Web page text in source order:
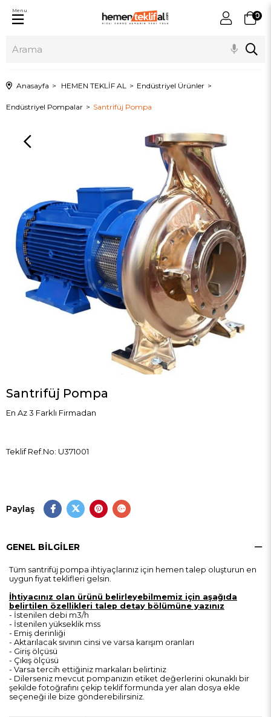
0
Menu
Anasayfa HEMEN TEKLİF AL Endüstriyel Ürünler
Endüstriyel Pompalar Santrifüj Pompa
Santrifüj Pompa
En Az 3 Farklı Firmadan
Teklif Ref.No: U371001
Paylaş
GENEL BILGILER
Tüm santrifüj pompa ihtiyaçlarınız için hemen talep oluşturun en
uygun fiyat teklifleri gelsin.
İhtiyacınız olan ürünü belirleyebilmemiz için aşağıda
belirtilen özellikleri talep detay bölümüne yazınız
- İstenilen debi m3/h
- İstenilen yükseklik mss
- Emiş derinliği
- Aktarılacak sıvının cinsi ve varsa karışım oranları
- Giriş ölçüsü
- Çıkış ölçüsü
- Varsa tercih ettiğiniz markaları belirtiniz
- Dilerseniz mevcut pompanızın etiket değerlerini okunaklı bir
şekilde fotoğrafını çekip teklif formunda yer alan dosya ekle
seçeneği ile bize gönderebilirsiniz.